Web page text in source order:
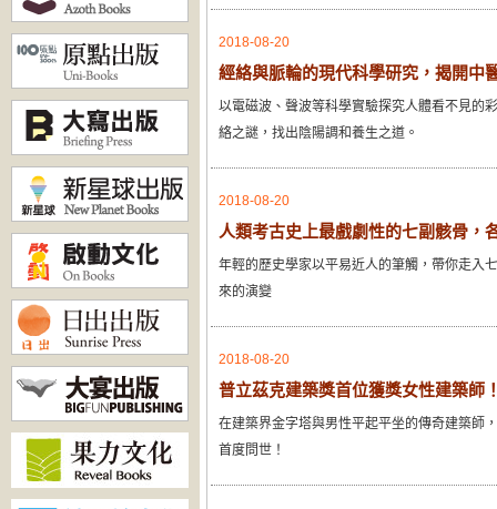
2018-08-20
經絡與脈輪的現代科學研究，揭開中
以電磁波、聲波等科學實驗探究人體看不見的
絡之謎，找出陰陽調和養生之道。
2018-08-20
人類考古史上最戲劇性的七副骸骨，
年輕的歷史學家以平易近人的筆觸，帶你走入
來的演變
2018-08-20
普立茲克建築獎首位獲獎女性建築師
在建築界金字塔與男性平起平坐的傳奇建築師
首度問世！